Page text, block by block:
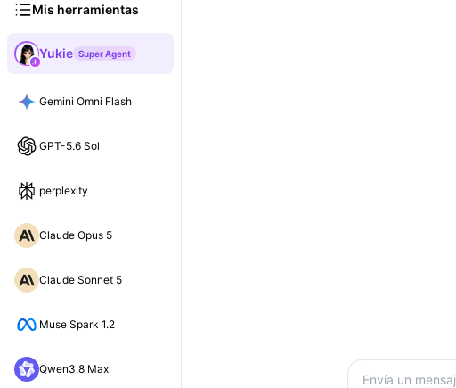
Mis herramientas
Yukie Super Agent
Gemini Omni Flash
GPT-5.6 Sol
perplexity
Claude Opus 5
Claude Sonnet 5
Muse Spark 1.2
Qwen3.8 Max